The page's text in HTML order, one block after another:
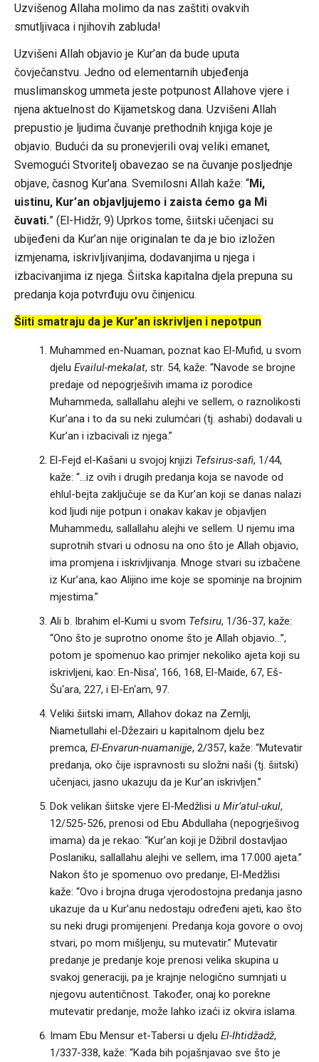
Uzvišenog Allaha molimo da nas zaštiti ovakvih
smutljivaca i njihovih zabluda!
Uzvišeni Allah objavio je Kur’an da bude uputa
čovječanstvu. Jedno od elementarnih ubjeđenja
muslimanskog ummeta jeste potpunost Allahove vjere i
njena aktuelnost do Kijametskog dana. Uzvišeni Allah
prepustio je ljudima čuvanje prethodnih knjiga koje je
objavio. Budući da su pronevjerili ovaj veliki emanet,
Svemogući Stvoritelj obavezao se na čuvanje posljednje
objave, časnog Kur’ana. Svemilosni Allah kaže: “Mi,
uistinu, Kur’an objavljujemo i zaista ćemo ga Mi
čuvati.” (El-Hidžr, 9) Uprkos tome, šiitski učenjaci su
ubijeđeni da Kur’an nije originalan te da je bio izložen
izmjenama, iskrivljivanjima, dodavanjima u njega i
izbacivanjima iz njega. Šiitska kapitalna djela prepuna su
predanja koja potvrđuju ovu činjenicu.
Šiiti smatraju da je Kur’an iskrivljen i nepotpun
Muhammed en-Nuaman, poznat kao El-Mufid, u svom
djelu Evailul-mekalat, str. 54, kaže: “Navode se brojne
predaje od nepogrješivih imama iz porodice
Muhammeda, sallallahu alejhi ve sellem, o raznolikosti
Kur’ana i to da su neki zulumćari (tj. ashabi) dodavali u
Kur’an i izbacivali iz njega.”
El-Fejd el-Kašani u svojoj knjizi Tefsirus-safi, 1/44,
kaže: “…iz ovih i drugih predanja koja se navode od
ehlul-bejta zaključuje se da Kur’an koji se danas nalazi
kod ljudi nije potpun i onakav kakav je objavljen
Muhammedu, sallallahu alejhi ve sellem. U njemu ima
suprotnih stvari u odnosu na ono što je Allah objavio,
ima promjena i iskrivljivanja. Mnoge stvari su izbačene
iz Kur’ana, kao Alijino ime koje se spominje na brojnim
mjestima.”
Ali b. Ibrahim el-Kumi u svom Tefsiru, 1/36-37, kaže:
“Ono što je suprotno onome što je Allah objavio…”,
potom je spomenuo kao primjer nekoliko ajeta koji su
iskrivljeni, kao: En-Nisa’, 166, 168, El-Maide, 67, Eš-
Šu‘ara, 227, i El-En‘am, 97.
Veliki šiitski imam, Allahov dokaz na Zemlji,
Niametullahi el-Džezairi u kapitalnom djelu bez
premca, El-Envarun-nuamanijje, 2/357, kaže: “Mutevatir
predanja, oko čije ispravnosti su složni naši (tj. šiitski)
učenjaci, jasno ukazuju da je Kur’an iskrivljen.”
Dok velikan šiitske vjere El-Medžlisi u Mir’atul-ukul,
12/525-526, prenosi od Ebu Abdullaha (nepogrješivog
imama) da je rekao: “Kur’an koji je Džibril dostavljao
Poslaniku, sallallahu alejhi ve sellem, ima 17.000 ajeta.”
Nakon što je spomenuo ovo predanje, El-Medžlisi
kaže: “Ovo i brojna druga vjerodostojna predanja jasno
ukazuje da u Kur’anu nedostaju određeni ajeti, kao što
su neki drugi promijenjeni. Predanja koja govore o ovoj
stvari, po mom mišljenju, su mutevatir.” Mutevatir
predanje je predanje koje prenosi velika skupina u
svakoj generaciji, pa je krajnje nelogično sumnjati u
njegovu autentičnost. Također, onaj ko porekne
mutevatir predanje, može lahko izaći iz okvira islama.
Imam Ebu Mensur et-Tabersi u djelu El-Ihtidžadž,
1/337-338, kaže: “Kada bih pojašnjavao sve što je